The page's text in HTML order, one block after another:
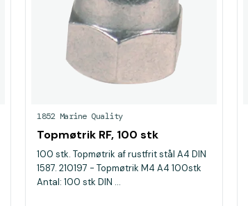
1852 Marine Quality
Topmøtrik RF, 100 stk
100 stk. Topmøtrik af rustfrit stål A4 DIN
1587. 210197 - Topmøtrik M4 A4 100stk
Antal: 100 stk DIN ...